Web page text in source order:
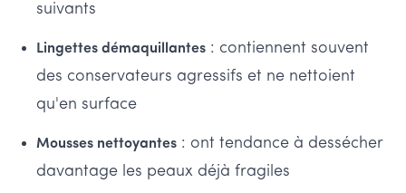
suivants
Lingettes démaquillantes : contiennent souvent
des conservateurs agressifs et ne nettoient
qu'en surface
Mousses nettoyantes : ont tendance à dessécher
davantage les peaux déjà fragiles